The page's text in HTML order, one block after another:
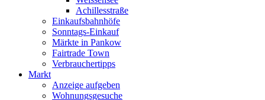
Achillesstraße
Einkaufsbahnhöfe
Sonntags-Einkauf
Märkte in Pankow
Fairtrade Town
Verbrauchertipps
Markt
Anzeige aufgeben
Wohnungsgesuche